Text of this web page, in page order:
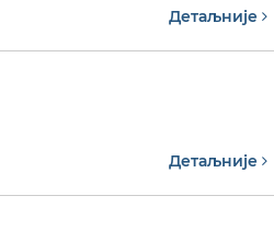
Детаљније
Детаљније